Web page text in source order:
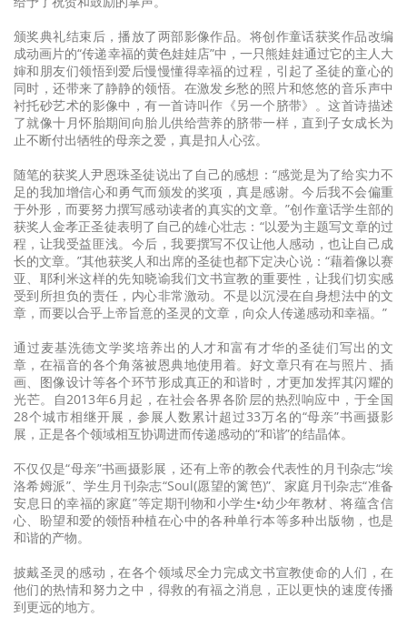
颁奖典礼结束后，播放了两部影像作品。将创作童话获奖作品改编
成动画片的“传递幸福的黄色娃娃店”中，一只熊娃娃通过它的主人大
婶和朋友们领悟到爱后慢慢懂得幸福的过程，引起了圣徒的童心的
同时，还带来了静静的领悟。在激发乡愁的照片和悠悠的音乐声中
衬托砂艺术的影像中，有一首诗叫作《另一个脐带》。这首诗描述
了就像十月怀胎期间向胎儿供给营养的脐带一样，直到子女成长为
止不断付出牺牲的母亲之爱，真是扣人心弦。
随笔的获奖人尹恩珠圣徒说出了自己的感想：“感觉是为了给实力不
足的我加增信心和勇气而颁发的奖项，真是感谢。今后我不会偏重
于外形，而要努力撰写感动读者的真实的文章。”创作童话学生部的
获奖人金孝正圣徒表明了自己的雄心壮志：“以爱为主题写文章的过
程，让我受益匪浅。今后，我要撰写不仅让他人感动，也让自己成
长的文章。”其他获奖人和出席的圣徒也都下定决心说：“藉着像以赛
亚、耶利米这样的先知晓谕我们文书宣教的重要性，让我们切实感
受到所担负的责任，内心非常激动。不是以沉浸在自身想法中的文
章，而要以合乎上帝旨意的圣灵的文章，向众人传递感动和幸福。”
通过麦基洗德文学奖培养出的人才和富有才华的圣徒们写出的文
章，在福音的各个角落被恩典地使用着。好文章只有在与照片、插
画、图像设计等各个环节形成真正的和谐时，才更加发挥其闪耀的
光芒。自2013年6月起，在社会各界各阶层的热烈响应中，于全国
28个城市相继开展，参展人数累计超过33万名的“母亲”书画摄影
展，正是各个领域相互协调进而传递感动的“和谐”的结晶体。
不仅仅是“母亲”书画摄影展，还有上帝的教会代表性的月刊杂志“埃
洛希姆派”、学生月刊杂志“Soul(愿望的篱笆)”、家庭月刊杂志“准备
安息日的幸福的家庭”等定期刊物和小学生•幼少年教材、将蕴含信
心、盼望和爱的领悟种植在心中的各种单行本等多种出版物，也是
和谐的产物。
披戴圣灵的感动，在各个领域尽全力完成文书宣教使命的人们，在
他们的热情和努力之中，得救的有福之消息，正以更快的速度传播
到更远的地方。